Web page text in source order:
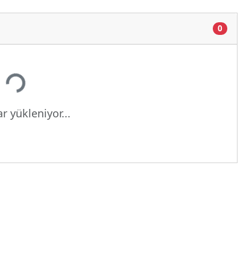
0
Yükleniyor...
yükleniyor...